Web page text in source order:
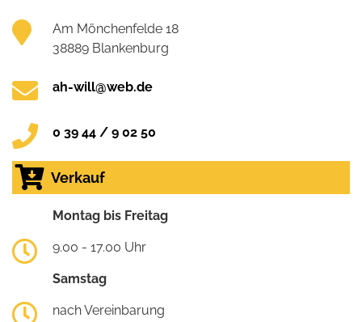
Am Mönchenfelde 18
38889 Blankenburg
ah-will@web.de
0 39 44 / 9 02 50
Verkauf
Montag bis Freitag
9.00 - 17.00 Uhr
Samstag
nach Vereinbarung